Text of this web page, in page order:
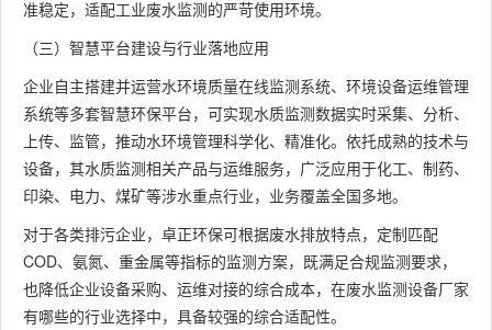
准稳定，适配工业废水监测的严苛使用环境。
（三）智慧平台建设与行业落地应用
企业自主搭建并运营水环境质量在线监测系统、环境设备运维管理
系统等多套智慧环保平台，可实现水质监测数据实时采集、分析、
上传、监管，推动水环境管理科学化、精准化。依托成熟的技术与
设备，其水质监测相关产品与运维服务，广泛应用于化工、制药、
印染、电力、煤矿等涉水重点行业，业务覆盖全国多地。
对于各类排污企业，卓正环保可根据废水排放特点，定制匹配
COD、氨氮、重金属等指标的监测方案，既满足合规监测要求，
也降低企业设备采购、运维对接的综合成本，在废水监测设备厂家
有哪些的行业选择中，具备较强的综合适配性。